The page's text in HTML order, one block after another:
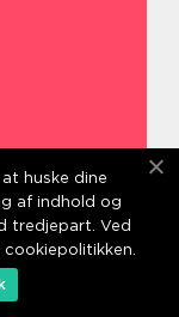
huske dine
af indhold og
tredjepart. Ved